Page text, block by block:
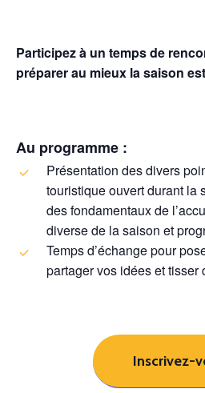
Participez à un temps de
préparer au mieux la saison
Au programme :
Présentation des divers
touristique ouvert durant la
des fondamentaux de
diverse de la saison et
Temps d’échange pour
partager vos idées et tisser
Inscrivez-